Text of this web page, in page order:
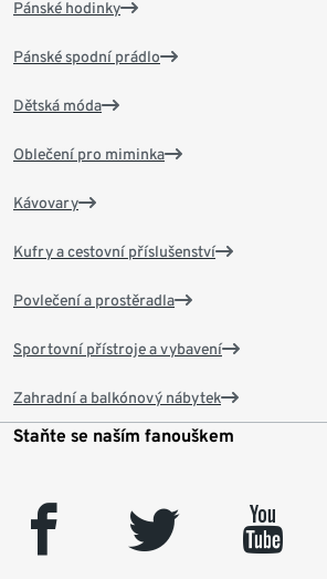
Pánské hodinky
Pánské spodní prádlo
Dětská móda
Oblečení pro miminka
Kávovary
Kufry a cestovní příslušenství
Povlečení a prostěradla
Sportovní přístroje a vybavení
Zahradní a balkónový nábytek
Staňte se naším fanouškem
facebook twitter youtube